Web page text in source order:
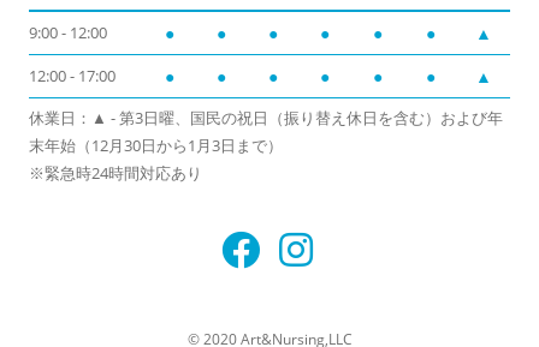
9:00 - 12:00 ● ● ● ● ● ● ▲
12:00 - 17:00 ● ● ● ● ● ● ▲
休業日：▲ - 第3日曜、国民の祝日（振り替え休日を含む）および年
末年始（12月30日から1月3日まで）
※緊急時24時間対応あり
© 2020 Art&Nursing,LLC